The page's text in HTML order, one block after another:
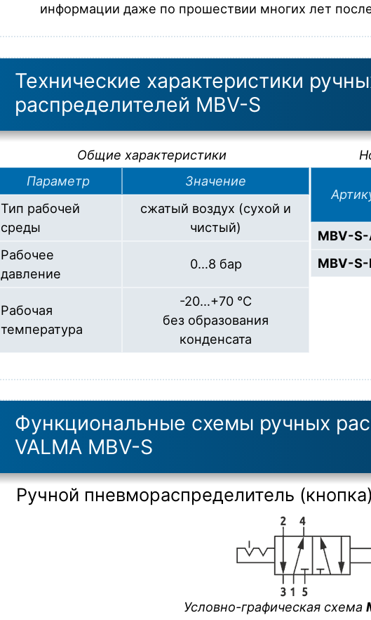
информации даже по прошествии многих лет
Технические характеристики
распределителей MBV-S
Общие характеристики
Параметр
Значение
Тип рабочей
среды
сжатый воздух (сухой и
чистый)
Рабочее
давление
0…8 бар
Рабочая
температура
-20…+70 °С
без образования
конденсата
MBV-
MBV-
Функциональные схемы ручных
VALMA MBV-S
Ручной пневмораспределитель
Условно-графическая схема